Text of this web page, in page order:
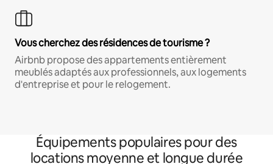
Vous cherchez des résidences de tourisme ?
Airbnb propose des appartements entièrement
meublés adaptés aux professionnels, aux logements
d'entreprise et pour le relogement.
Équipements populaires pour des
locations moyenne et longue durée